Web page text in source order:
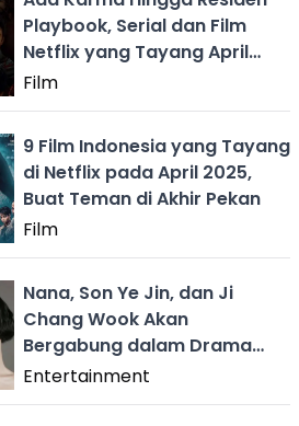
Playbook, Serial dan Film
Netflix yang Tayang April
2025
Film
9 Film Indonesia yang Tayang
di Netflix pada April 2025,
Buat Teman di Akhir Pekan
Film
Nana, Son Ye Jin, dan Ji
Chang Wook Akan
Bergabung dalam Drama
Netflix 'Scandal'
Entertainment